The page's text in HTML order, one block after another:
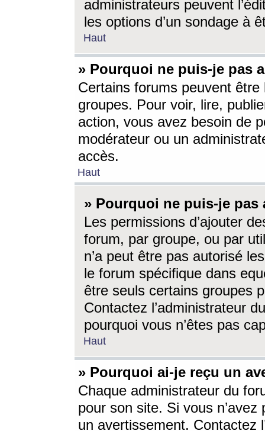
administrateurs peuvent
les options d’un sondage à
Haut
» Pourquoi ne puis-je pas
Certains forums peuvent être
groupes. Pour voir, lire,
action, vous avez besoin de
modérateur ou un
accès.
Haut
» Pourquoi ne puis-je
Les permissions d’ajouter
forum, par groupe, ou par
n’a peut être pas autorisé
le forum spécifique dans
être seuls certains groupes
Contactez l’administrateur
pourquoi vous n’êtes pas
Haut
» Pourquoi ai-je reçu un
Chaque administrateur du
pour son site. Si vous
un avertissement. Contactez